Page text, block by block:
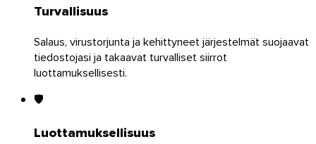
Laajennukset
Turvallisuus
Salaus, virustorjunta ja kehittyneet järjestelmät suojaavat
tiedostojasi ja takaavat turvalliset siirrot
luottamuksellisesti.
🛡️
Luottamuksellisuus